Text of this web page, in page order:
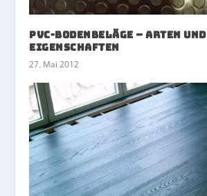
PVC-Bodenbeläge – Arten und
Eigenschaften
27. Mai 2012